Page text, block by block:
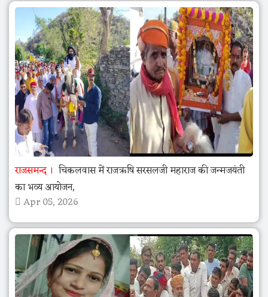
राजसमन्द
चिकलवास में राजऋषि सरसलजी महाराज की जन्मजयंती
का भव्य आयोजन,
Apr 05, 2026